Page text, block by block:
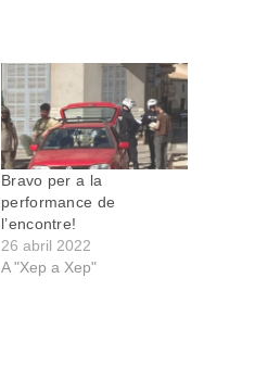
Bravo per a la
performance de
l’encontre!
26 abril 2022
A "Xep a Xep"